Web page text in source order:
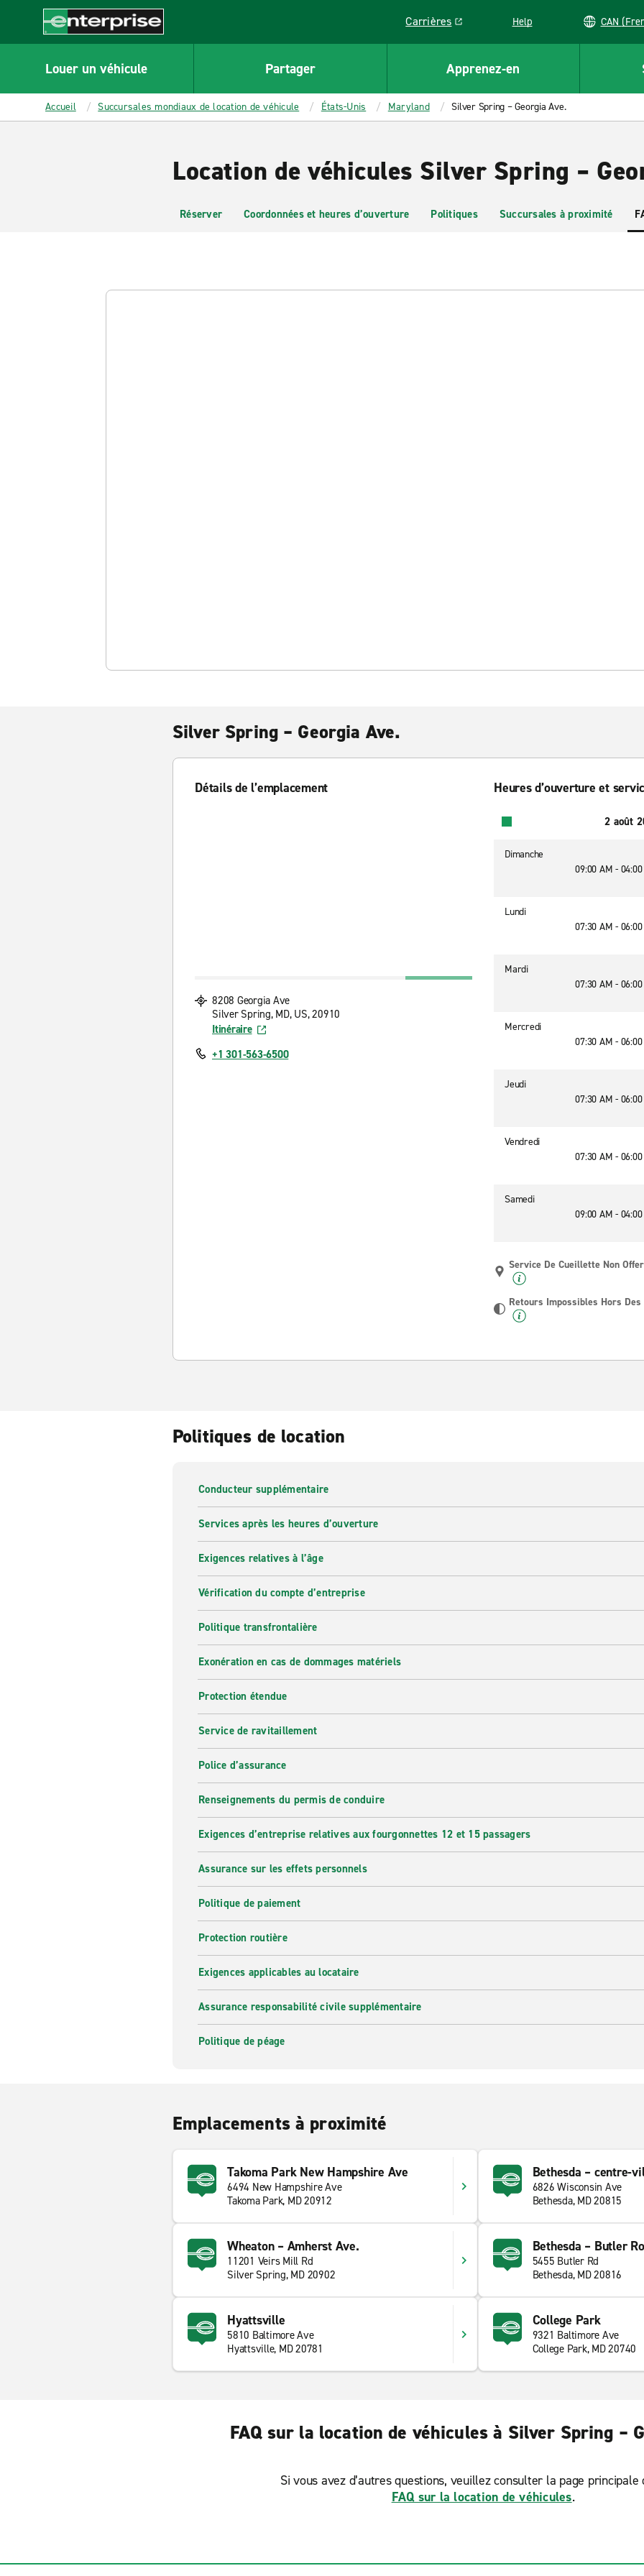
CONTENT
Enterprise
Carrières
Link opens in a new window
Help CAN
Louer un véhicule Partager Apprenez-en
Accueil Succursales mondiaux de location de véhicule États-Unis Maryland Silver Spring – Georgia Ave.
Location de véhicules Silver Spring –
Réserver Coordonnées et heures d’ouverture Politiques Succursales à proximité
Silver Spring – Georgia Ave.
Détails de l’emplacement
8208 Georgia Ave
Silver Spring, MD, US, 20910
Itinéraire
+1 301-563-6500
Heures d’ouverture et
2 août
Dimanche
09:00 AM -
Lundi
07:30 AM -
Mardi
07:30 AM -
Mercredi
07:30 AM -
Jeudi
07:30 AM -
Vendredi
07:30 AM -
Samedi
09:00 AM -
Service De Cueillette Non
Retours Impossibles Hors
Politiques de location
Conducteur supplémentaire
Services après les heures d’ouverture
Exigences relatives à l’âge
Vérification du compte d’entreprise
Politique transfrontalière
Exonération en cas de dommages matériels
Protection étendue
Service de ravitaillement
Police d’assurance
Renseignements du permis de conduire
Exigences d’entreprise relatives aux fourgonnettes 12 et 15 passagers
Assurance sur les effets personnels
Politique de paiement
Protection routière
Exigences applicables au locataire
Assurance responsabilité civile supplémentaire
Politique de péage
Emplacements à proximité
Takoma Park New Hampshire Ave
6494 New Hampshire Ave
Takoma Park, MD 20912
Bethesda – centre-
6826 Wisconsin Ave
Bethesda, MD 20815
Wheaton – Amherst Ave.
11201 Veirs Mill Rd
Silver Spring, MD 20902
Bethesda – Butler
5455 Butler Rd
Bethesda, MD 20816
Hyattsville
5810 Baltimore Ave
Hyattsville, MD 20781
College Park
9321 Baltimore Ave
College Park, MD 20740
FAQ sur la location de véhicules à Silver Spring –
Si vous avez d’autres questions, veuillez consulter la page principale
FAQ sur la location de véhicules.